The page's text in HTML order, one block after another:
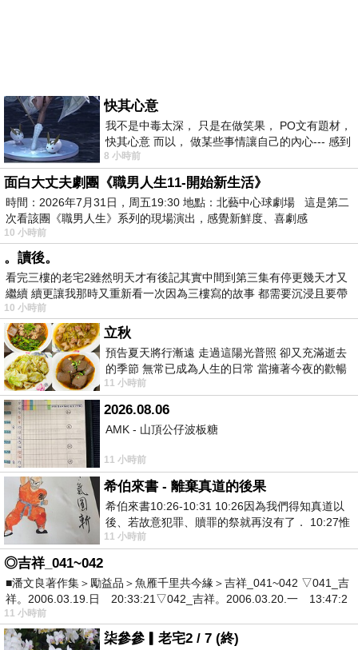
快其心意
我不是中毒太深， 只是在做笑果， PO文有題材，
快其心意 而以， 做某些事情讓自己的內心--- 感到
愉快。
8 小時前
面白大丈夫劇團《職男人生11-開始新生活》
時間：2026年7月31日，周五19:30 地點：北藝中心球劇場 這是第二
次看該團《職男人生》系列的現場演出，感覺新鮮度、喜劇感
10 小時前
。讀後。
看完三樓的老宅2雖然明天才有後記其實中間到第三集有停更幾天才又
繼續 續更讓我那時又重新看一次因為三樓寫的故事 都需要沉浸且要帶
有
10 小時前
立秋
預告夏天將行漸遠 走過這陽光普照 卻又充滿逝去
的季節 無常已成為人生的日常 當擁著今夜的歡暢
舒心 轉眼驟成昨日 而明晨 太陽
11 小時前
2026.08.06
AMK - 山頂公仔波板糖
11 小時前
希伯來書 - 離棄真道的後果
希伯來書10:26-10:31 10:26因為我們得知真道以
後、若故意犯罪、贖罪的祭就再沒有了． 10:27惟
有戰懼等候審判和那燒滅眾敵人的烈火
11 小時前
◎吉祥_041~042
■潘文良著作集＞勵益品＞魚雁千里共今緣＞吉祥_041~042 ▽041_吉
祥。2006.03.19.日 20:33:21▽042_吉祥。2006.03.20.一 13:47:2
11 小時前
柒參參▎老宅2 / 7 (終)